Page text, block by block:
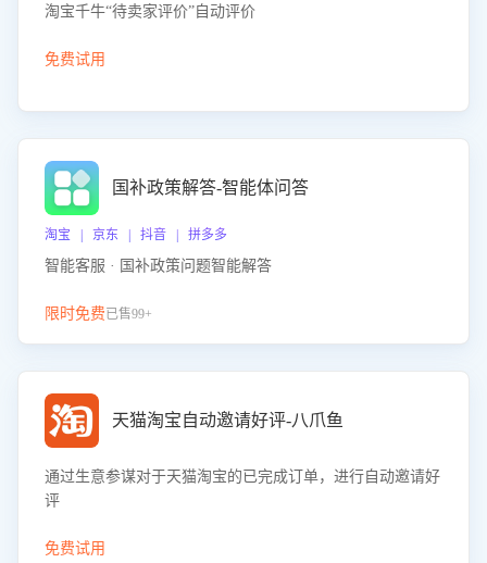
淘宝千牛“待卖家评价”自动评价
免费试用
国补政策解答-智能体问答
淘宝 | 京东 | 抖音 | 拼多多
智能客服 · 国补政策问题智能解答
限时免费已售99+
天猫淘宝自动邀请好评-八爪鱼
通过生意参谋对于天猫淘宝的已完成订单，进行自动邀请好
评
免费试用